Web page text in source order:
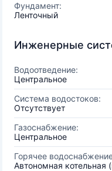
Фундамент:
Ленточный
Инженерные
Водоотведение:
Центральное
Система водостоков:
Отсутствует
Газоснабжение:
Центральное
Горячее
Автономная